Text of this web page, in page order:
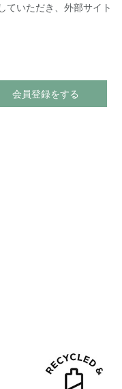
ていただき、外部サイト
会員登録をする